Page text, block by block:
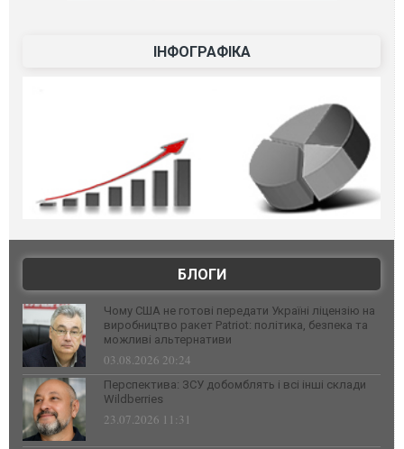
ІНФОГРАФІКА
БЛОГИ
Чому США не готові передати Україні ліцензію на
виробництво ракет Patriot: політика, безпека та
можливі альтернативи
03.08.2026 20:24
Перспектива: ЗСУ добомблять і всі інші склади
Wildberries
23.07.2026 11:31